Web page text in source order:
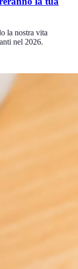
la nostra vita
nel 2026.